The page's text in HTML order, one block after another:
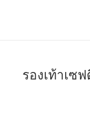
รองเท้าเซ